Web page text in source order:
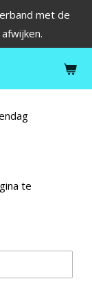
met de
te